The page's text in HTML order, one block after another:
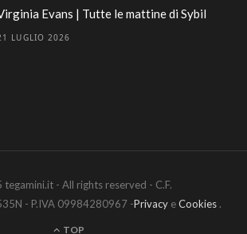
Evans | Tutte le mattine di Sybil
LUGLIO 2026
- All rights reserved - C.F.
- P.IVA 09984280967 -PrivacyeCookies.
TOP